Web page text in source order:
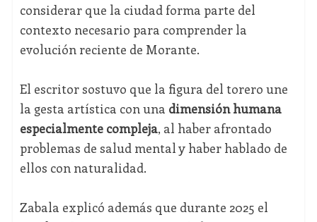
considerar que la ciudad forma parte del
contexto necesario para comprender la
evolución reciente de Morante.
El escritor sostuvo que la figura del torero une
la gesta artística con una dimensión humana
especialmente compleja, al haber afrontado
problemas de salud mental y haber hablado de
ellos con naturalidad.
Zabala explicó además que durante 2025 el